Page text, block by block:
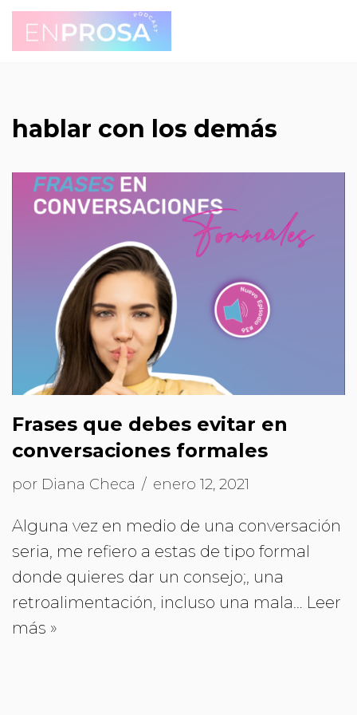
Saltar
hablar con los demás
Frases que debes evitar en
conversaciones formales
por Diana Checa enero 12, 2021
Alguna vez en medio de una conversación
seria, me refiero a estas de tipo formal
donde quieres dar un consejo;, una
retroalimentación, incluso una mala… Leer
más »